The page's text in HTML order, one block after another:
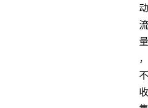
动
流
量
，
不
收